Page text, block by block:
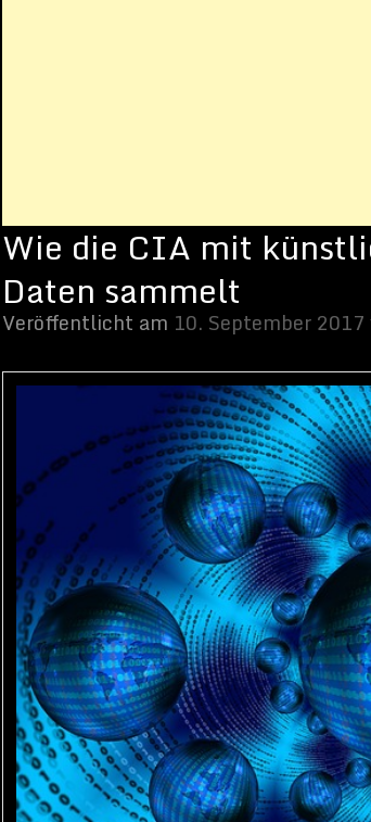
Grafik von Pixabay.com
der Schlüssel
Intelligence Agency (CIA) benötigt große
Quellen gesammelt werden, um ihre
der Gründung 1947 wurden die Informationen
Aufkommen von Computern hat den Prozess
können immer noch zu langsam sein. Letztlich
winzige Datenmengen abgefragt, wenn man
(KI) sammeln kann.